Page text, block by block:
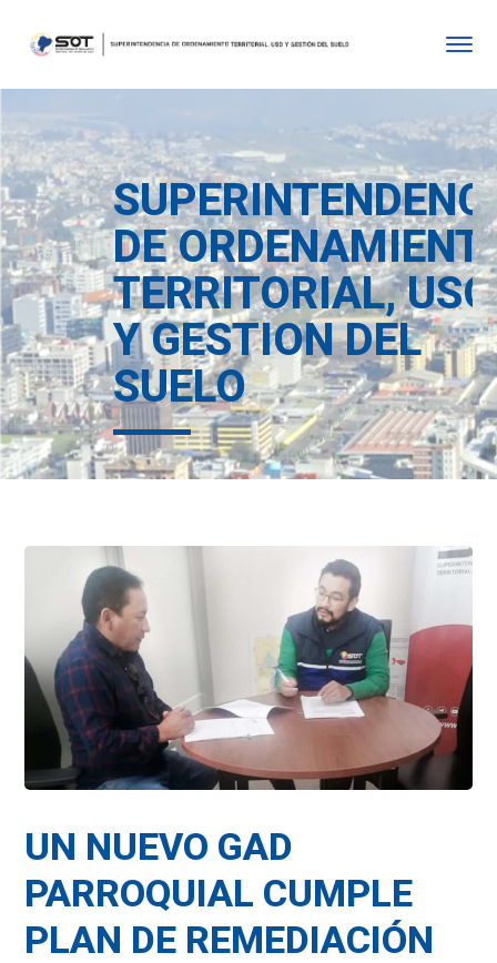
DE
TERRITORIAL, USO
Y GESTION DEL
SUELO
UN NUEVO GAD
PARROQUIAL CUMPLE
PLAN DE REMEDIACIÓN